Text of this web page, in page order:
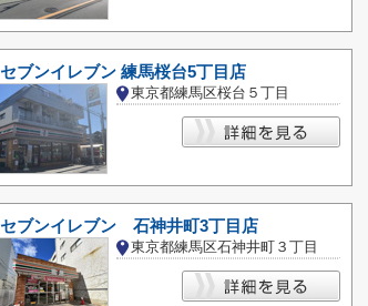
セブンイレブン 練馬桜台5丁目店
東京都練馬区桜台５丁目
セブンイレブン 石神井町3丁目店
東京都練馬区石神井町３丁目